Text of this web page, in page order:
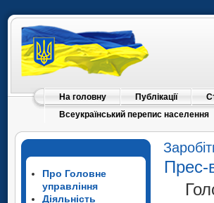
На головну Публікації
Всеукраїнський перепис населення
Про Головне
управління
Діяльність
Прес-